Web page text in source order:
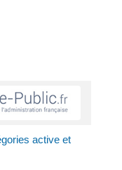
active et